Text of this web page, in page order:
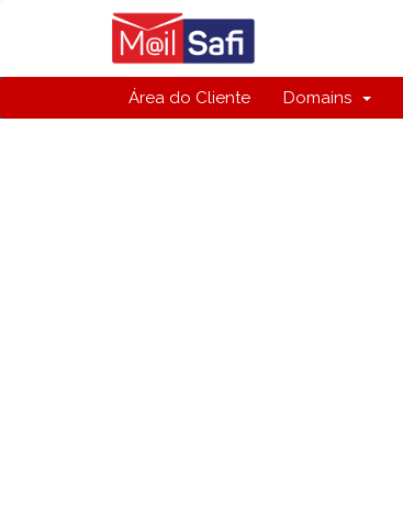
Área do Cliente Domains